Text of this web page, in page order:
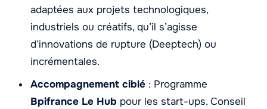
adaptées aux projets technologiques,
industriels ou créatifs, qu’il s’agisse
d’innovations de rupture (Deeptech) ou
incrémentales.
Accompagnement ciblé : Programme
Bpifrance Le Hub pour les start-ups. Conseil